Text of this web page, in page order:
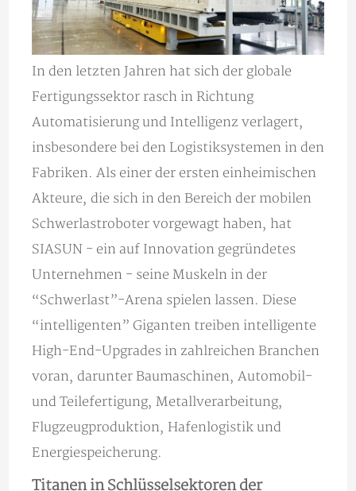
In den letzten Jahren hat sich der globale
Fertigungssektor rasch in Richtung
Automatisierung und Intelligenz verlagert,
insbesondere bei den Logistiksystemen in den
Fabriken. Als einer der ersten einheimischen
Akteure, die sich in den Bereich der mobilen
Schwerlastroboter vorgewagt haben, hat
SIASUN - ein auf Innovation gegründetes
Unternehmen - seine Muskeln in der
“Schwerlast”-Arena spielen lassen. Diese
“intelligenten” Giganten treiben intelligente
High-End-Upgrades in zahlreichen Branchen
voran, darunter Baumaschinen, Automobil-
und Teilefertigung, Metallverarbeitung,
Flugzeugproduktion, Hafenlogistik und
Energiespeicherung.
Titanen in Schlüsselsektoren der